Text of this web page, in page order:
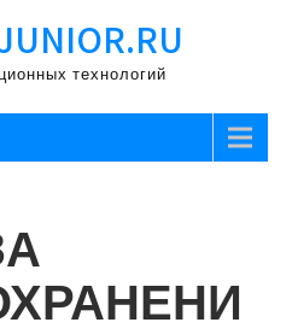
технологий